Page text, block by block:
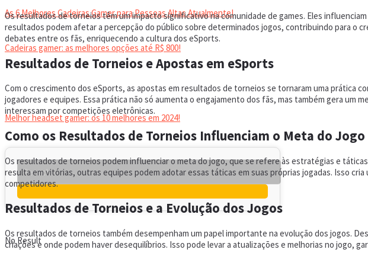
As 6 Melhores Cadeiras Gamer para Pessoas Altas Atualmente!
Cadeiras gamer: as melhores opções até R$ 800!
HEADSET
Melhor headset gamer: os 10 melhores em 2024!
No Result
Os resultados de torneios têm um impacto significativo na comunidade de games. Eles
resultados podem afetar a percepção do público sobre determinados jogos, contribuindo para o
debates entre os fãs, enriquecendo a cultura dos eSports.
Resultados de Torneios e Apostas em eSports
Com o crescimento dos eSports, as apostas em resultados de torneios se tornaram uma prática
jogadores e equipes. Essa prática não só aumenta o engajamento dos fãs, mas também gera um
interessam por competições eletrônicas.
Como os Resultados de Torneios Influenciam o Meta do Jogo
Os resultados de torneios podem influenciar o meta do jogo, que se refere às estratégias e
resulta em vitórias, outras equipes podem adotar essas táticas em suas próprias jogadas. Isso
competidores.
Resultados de Torneios e a Evolução dos Jogos
Os resultados de torneios também desempenham um papel importante na evolução dos jogos.
criações e onde podem haver desequilíbrios. Isso pode levar a atualizações e melhorias no jogo,